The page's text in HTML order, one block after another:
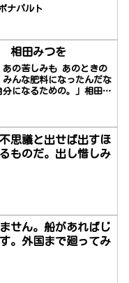
ナパルト
相田みつを
あの苦しみも あのときの
んな肥料になったんだな
になるための。」相田
5月20日 - 1991年（平成
）は、日本の詩人、書
独特の書体で書いた作品
の詩人、いのちの詩人と
Wikipedia参照）
思議と出せば出すほ
ものだ。出し惜しみ
せん。船があればじ
。外国まで廻ってみ